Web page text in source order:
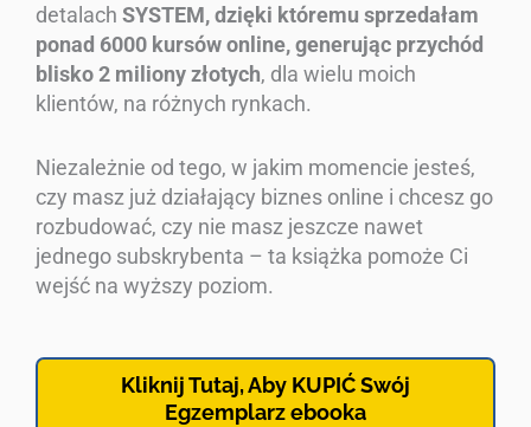
detalach SYSTEM, dzięki któremu sprzedałam
ponad 6000 kursów online, generując przychód
blisko 2 miliony złotych, dla wielu moich
klientów, na różnych rynkach.
Niezależnie od tego, w jakim momencie jesteś,
czy masz już działający biznes online i chcesz go
rozbudować, czy nie masz jeszcze nawet
jednego subskrybenta – ta książka pomoże Ci
wejść na wyższy poziom.
Kliknij Tutaj, Aby KUPIĆ Swój
Egzemplarz ebooka